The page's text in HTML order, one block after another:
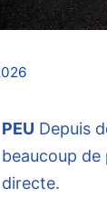
PEU Depuis
beaucoup
directe.